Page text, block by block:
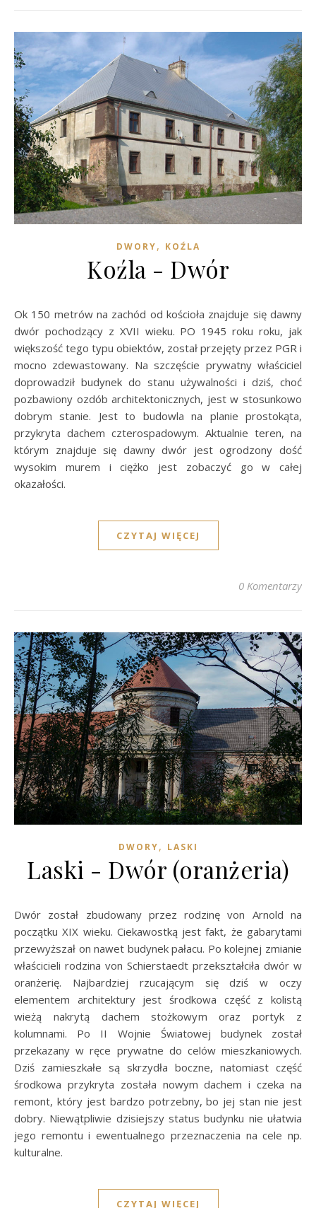
DWORY, KOŹLA
Koźla - Dwór
Ok 150 metrów na zachód od kościoła znajduje się dawny
dwór pochodzący z XVII wieku. PO 1945 roku roku, jak
większość tego typu obiektów, został przejęty przez PGR i
mocno zdewastowany. Na szczęście prywatny właściciel
doprowadził budynek do stanu używalności i dziś, choć
pozbawiony ozdób architektonicznych, jest w stosunkowo
dobrym stanie. Jest to budowla na planie prostokąta,
przykryta dachem czterospadowym. Aktualnie teren, na
którym znajduje się dawny dwór jest ogrodzony dość
wysokim murem i ciężko jest zobaczyć go w całej
okazałości.
CZYTAJ WIĘCEJ
0 Komentarzy
DWORY, LASKI
Laski - Dwór (oranżeria)
Dwór został zbudowany przez rodzinę von Arnold na
początku XIX wieku. Ciekawostką jest fakt, że gabarytami
przewyższał on nawet budynek pałacu. Po kolejnej zmianie
właścicieli rodzina von Schierstaedt przekształciła dwór w
oranżerię. Najbardziej rzucającym się dziś w oczy
elementem architektury jest środkowa część z kolistą
wieżą nakrytą dachem stożkowym oraz portyk z
kolumnami. Po II Wojnie Światowej budynek został
przekazany w ręce prywatne do celów mieszkaniowych.
Dziś zamieszkałe są skrzydła boczne, natomiast część
środkowa przykryta została nowym dachem i czeka na
remont, który jest bardzo potrzebny, bo jej stan nie jest
dobry. Niewątpliwie dzisiejszy status budynku nie ułatwia
jego remontu i ewentualnego przeznaczenia na cele np.
kulturalne.
CZYTAJ WIĘCEJ